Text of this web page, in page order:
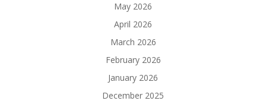
May 2026
April 2026
March 2026
February 2026
January 2026
December 2025